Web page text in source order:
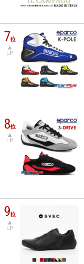
7位
UP
8位
UP
9位
UP